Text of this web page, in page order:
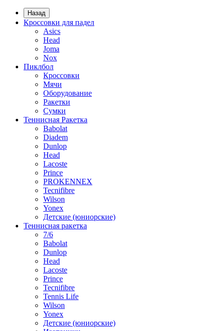
Назад
Кроссовки для падел
Asics
Head
Joma
Nox
Пиклбол
Кроссовки
Мячи
Оборудование
Ракетки
Сумки
Теннисная Ракетка
Babolat
Diadem
Dunlop
Head
Lacoste
Prince
PROKENNEX
Tecnifibre
Wilson
Yonex
Детские (юниорские)
Теннисная ракетка
7/6
Babolat
Dunlop
Head
Lacoste
Prince
Tecnifibre
Tennis Life
Wilson
Yonex
Детские (юниорские)